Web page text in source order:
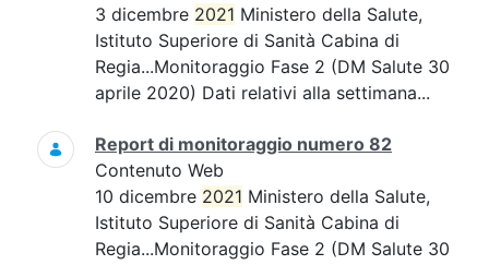
3 dicembre 2021 Ministero della Salute,
Istituto Superiore di Sanità Cabina di
Regia...Monitoraggio Fase 2 (DM Salute 30
aprile 2020) Dati relativi alla settimana...
Report di monitoraggio numero 82
Contenuto Web
10 dicembre 2021 Ministero della Salute,
Istituto Superiore di Sanità Cabina di
Regia...Monitoraggio Fase 2 (DM Salute 30